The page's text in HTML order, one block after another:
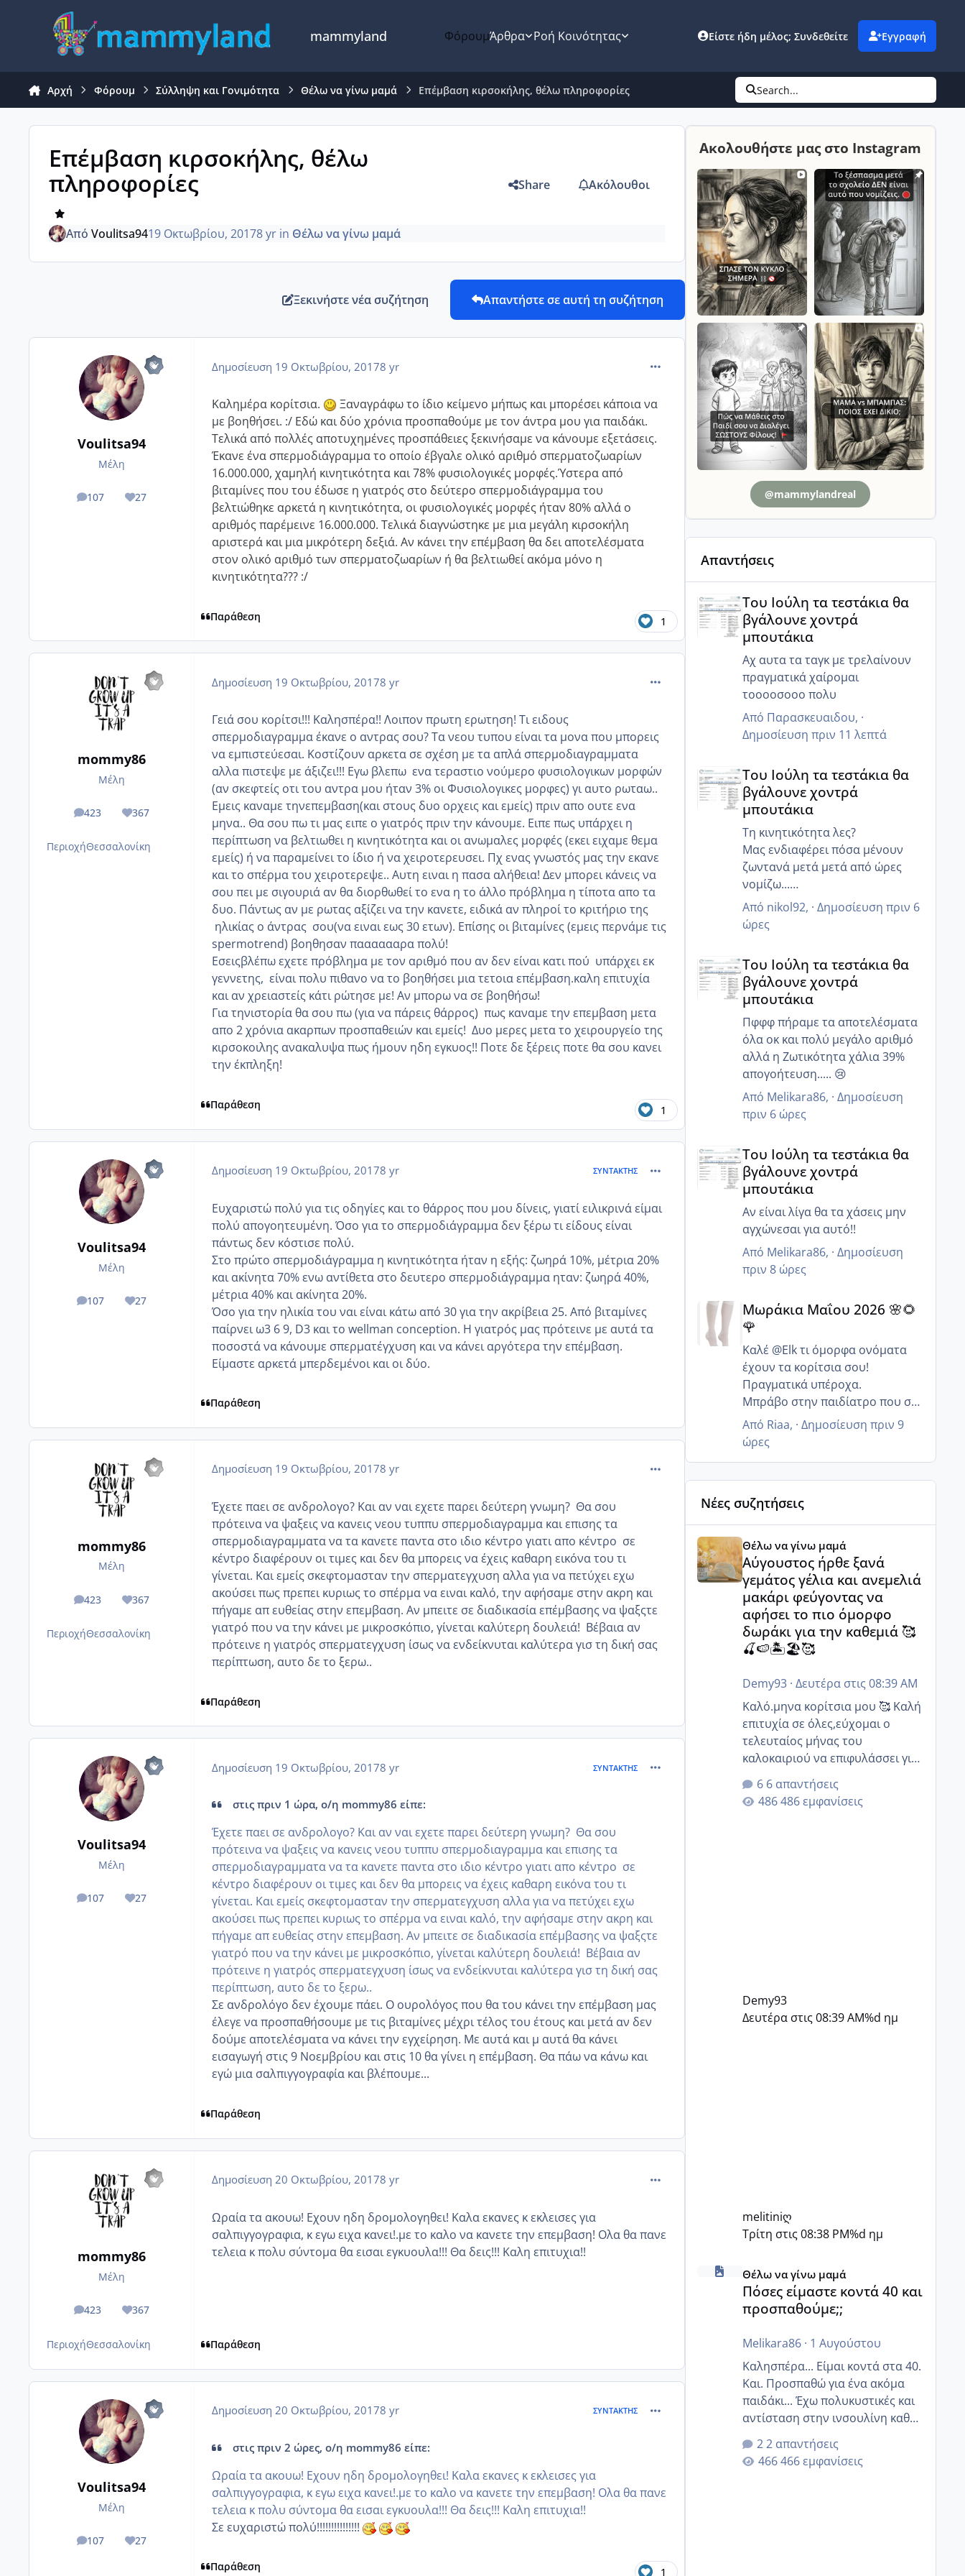
Μετάβαση σε περιεχόμενο
mammyland ΦόρουμΆρθρα Ροή Κοινότητας Είστε ήδη μέλος; Συνδεθείτε Εγγραφή
Αρχή Φόρουμ Σύλληψη και Γονιμότητα Θέλω να γίνω μαμά Επέμβαση κιρσοκήλης, θέλω πληροφορίες Search...
Επέμβαση κιρσοκήλης, θέλω
πληροφορίες
Share Ακόλουθοι
ΑπόVoulitsa9419 Οκτωβρίου, 20178 yr in Θέλω να γίνω μαμά
Ξεκινήστε νέα συζήτηση Απαντήστε σε αυτή τη συζήτηση
Voulitsa94
Μέλη
107
posts 27
Reputation
Δημοσίευση 19 Οκτωβρίου, 20178 yr comment_994054
Καλημέρα κορίτσια.
Ξαναγράφω το ίδιο κείμενο μήπως και μπορέσει κάποια να
με βοηθήσει. :/ Εδώ και δύο χρόνια προσπαθούμε με τον άντρα μου για παιδάκι.
Τελικά από πολλές αποτυχημένες προσπάθειες ξεκινήσαμε να κάνουμε εξετάσεις.
Έκανε ένα σπερμοδιάγραμμα το οποίο έβγαλε ολικό αριθμό σπερματοζωαρίων
16.000.000, χαμηλή κινητικότητα και 78% φυσιολογικές μορφές.Ύστερα από
βιταμίνες που του έδωσε η γιατρός στο δεύτερο σπερμοδιάγραμμα του
βελτιώθηκε αρκετά η κινητικότητα, οι φυσιολογικές μορφές ήταν 80% αλλά ο
αριθμός παρέμεινε 16.000.000. Τελικά διαγνώστηκε με μια μεγάλη κιρσοκήλη
αριστερά και μια μικρότερη δεξιά. Αν κάνει την επέμβαση θα δει αποτελέσματα
στον ολικό αριθμό των σπερματοζωαρίων ή θα βελτιωθεί ακόμα μόνο η
κινητικότητα??? :/
Παράθεση 1
mommy86
Μέλη
423
posts 367
Reputation
ΠεριοχήΘεσσαλονίκη
Δημοσίευση 19 Οκτωβρίου, 20178 yr comment_994066
Γειά σου κορίτσι!!! Καλησπέρα!! Λοιπον πρωτη ερωτηση! Τι ειδους
σπερμοδιαγραμμα έκανε ο αντρας σου? Τα νεου τυπου είναι τα μονα που μπορεις
να εμπιστεύεσαι. Κοστίζουν αρκετα σε σχέση με τα απλά σπερμοδιαγραμματα
αλλα πιστεψε με άξιζει!!! Εγω βλεπω ενα τεραστιο νούμερο φυσιολογικων μορφών
(αν σκεφτείς οτι του αντρα μου ήταν 3% οι Φυσιολογικες μορφες) γι αυτο ρωταω..
Εμεις καναμε τηνεπεμβαση(και στους δυο ορχεις και εμείς) πριν απο ουτε ενα
μηνα.. Θα σου πω τι μας ειπε ο γιατρός πριν την κάνουμε. Ειπε πως υπάρχει η
περίπτωση να βελτιωθει η κινητικότητα και οι ανωμαλες μορφές (εκει ειχαμε θεμα
εμείς) ή να παραμείνει το ίδιο ή να χειροτερευσει. Πχ ενας γνωστός μας την εκανε
και το σπέρμα του χειροτερεψε.. Αυτη ειναι η πασα αλήθεια! Δεν μπορει κάνεις να
σου πει με σιγουριά αν θα διορθωθεί το ενα η το άλλο πρόβλημα η τίποτα απο τα
δυο. Πάντως αν με ρωτας αξίζει να την κανετε, ειδικά αν πληροί το κριτήριο της
ηλικίας ο άντρας σου(να ειναι εως 30 ετων). Επίσης οι βιταμίνες (εμεις περνάμε τις
spermotrend) βοηθησαν πααααααρα πολύ!
Εσειςβλέπω εχετε πρόβλημα με τον αριθμό που αν δεν είναι κατι πού υπάρχει εκ
γεννετης, είναι πολυ πιθανο να το βοηθήσει μια τετοια επέμβαση.καλη επιτυχία
και αν χρειαστείς κάτι ρώτησε με! Αν μπορω να σε βοηθήσω!
Για τηνιστορία θα σου πω (για να πάρεις θάρρος) πως καναμε την επεμβαση μετα
απο 2 χρόνια ακαρπων προσπαθειών και εμείς! Δυο μερες μετα το χειρουργείο της
κιρσοκοιλης ανακαλυψα πως ήμουν ηδη εγκυος!! Ποτε δε ξέρεις ποτε θα σου κανει
την έκπληξη!
Παράθεση 1
Voulitsa94
Μέλη
107
posts 27
Reputation
Δημοσίευση 19 Οκτωβρίου, 20178 yr ΣΥΝΤΆΚΤΗΣ comment_994069
Ευχαριστώ πολύ για τις οδηγίες και το θάρρος που μου δίνεις, γιατί ειλικρινά είμαι
πολύ απογοητευμένη. Όσο για το σπερμοδιάγραμμα δεν ξέρω τι είδους είναι
πάντως δεν κόστισε πολύ.
Στο πρώτο σπερμοδιάγραμμα η κινητικότητα ήταν η εξής: ζωηρά 10%, μέτρια 20%
και ακίνητα 70% ενω αντίθετα στο δευτερο σπερμοδιάγραμμα ηταν: ζωηρά 40%,
μέτρια 40% και ακίνητα 20%.
Όσο για την ηλικία του ναι είναι κάτω από 30 για την ακρίβεια 25. Από βιταμίνες
παίρνει ω3 6 9, D3 και το wellman conception. Η γιατρός μας πρότεινε με αυτά τα
ποσοστά να κάνουμε σπερματέγχυση και να κάνει αργότερα την επέμβαση.
Είμαστε αρκετά μπερδεμένοι και οι δύο.
Παράθεση
mommy86
Μέλη
423
posts 367
Reputation
ΠεριοχήΘεσσαλονίκη
Δημοσίευση 19 Οκτωβρίου, 20178 yr comment_994095
Έχετε παει σε ανδρολογο? Και αν ναι εχετε παρει δεύτερη γνωμη? Θα σου
πρότεινα να ψαξεις να κανεις νεου τυππυ σπερμοδιαγραμμα και επισης τα
σπερμοδιαγραμματα να τα κανετε παντα στο ιδιο κέντρο γιατι απο κέντρο σε
κέντρο διαφέρουν οι τιμες και δεν θα μπορεις να έχεις καθαρη εικόνα του τι
γίνεται. Και εμείς σκεφτομασταν την σπερματεγχυση αλλα για να πετύχει εχω
ακούσει πως πρεπει κυριως το σπέρμα να ειναι καλό, την αφήσαμε στην ακρη και
πήγαμε απ ευθείας στην επεμβαση. Αν μπειτε σε διαδικασία επέμβασης να ψαξςτε
γιατρό που να την κάνει με μικροσκόπιο, γίνεται καλύτερη δουλειά! Βέβαια αν
πρότεινε η γιατρός σπερματεγχυση ίσως να ενδείκνυται καλύτερα γισ τη δική σας
περίπτωση, αυτο δε το ξερω..
Παράθεση
Voulitsa94
Μέλη
107
posts 27
Reputation
Δημοσίευση 19 Οκτωβρίου, 20178 yr ΣΥΝΤΆΚΤΗΣ comment_994107
στις πριν 1 ώρα, ο/η mommy86 είπε:
Έχετε παει σε ανδρολογο? Και αν ναι εχετε παρει δεύτερη γνωμη? Θα σου
πρότεινα να ψαξεις να κανεις νεου τυππυ σπερμοδιαγραμμα και επισης τα
σπερμοδιαγραμματα να τα κανετε παντα στο ιδιο κέντρο γιατι απο κέντρο σε
κέντρο διαφέρουν οι τιμες και δεν θα μπορεις να έχεις καθαρη εικόνα του τι
γίνεται. Και εμείς σκεφτομασταν την σπερματεγχυση αλλα για να πετύχει εχω
ακούσει πως πρεπει κυριως το σπέρμα να ειναι καλό, την αφήσαμε στην ακρη και
πήγαμε απ ευθείας στην επεμβαση. Αν μπειτε σε διαδικασία επέμβασης να ψαξςτε
γιατρό που να την κάνει με μικροσκόπιο, γίνεται καλύτερη δουλειά! Βέβαια αν
πρότεινε η γιατρός σπερματεγχυση ίσως να ενδείκνυται καλύτερα γισ τη δική σας
περίπτωση, αυτο δε το ξερω..
Σε ανδρολόγο δεν έχουμε πάει. Ο ουρολόγος που θα του κάνει την επέμβαση μας
έλεγε να προσπαθήσουμε με τις βιταμίνες μέχρι τέλος του έτους και μετά αν δεν
δούμε αποτελέσματα να κάνει την εγχείρηση. Με αυτά και μ αυτά θα κάνει
εισαγωγή στις 9 Νοεμβρίου και στις 10 θα γίνει η επέμβαση. Θα πάω να κάνω και
εγώ μια σαλπιγγογραφία και βλέπουμε...
Παράθεση
mommy86
Μέλη
423
posts 367
Reputation
ΠεριοχήΘεσσαλονίκη
Δημοσίευση 20 Οκτωβρίου, 20178 yr comment_994146
Ωραία τα ακουω! Εχουν ηδη δρομολογηθει! Καλα εκανες κ εκλεισες για
σαλπιγγογραφια, κ εγω ειχα κανει!.με το καλο να κανετε την επεμβαση! Ολα θα πανε
τελεια κ πολυ σύντομα θα εισαι εγκυουλα!!! Θα δεις!!! Καλη επιτυχια!!
Παράθεση
Voulitsa94
Μέλη
107
posts 27
Reputation
Δημοσίευση 20 Οκτωβρίου, 20178 yr ΣΥΝΤΆΚΤΗΣ comment_994202
στις πριν 2 ώρες, ο/η mommy86 είπε:
Ωραία τα ακουω! Εχουν ηδη δρομολογηθει! Καλα εκανες κ εκλεισες για
σαλπιγγογραφια, κ εγω ειχα κανει!.με το καλο να κανετε την επεμβαση! Ολα θα πανε
τελεια κ πολυ σύντομα θα εισαι εγκυουλα!!! Θα δεις!!! Καλη επιτυχια!!
Σε ευχαριστώ πολύ!!!!!!!!!!!!!!!
Παράθεση 1
Ακολουθήστε μας στο Instagram
@mammylandreal
Απαντήσεις
Του Ιούλη τα τεστάκια θα
βγάλουνε χοντρά
μπουτάκια
Αχ αυτα τα ταγκ με τρελαίνουν
πραγματικά χαίρομαι
τοοοοσοοο πολυ
Από Παρασκευαιδου, ·
Δημοσίευση πριν 11 λεπτά
Του Ιούλη τα τεστάκια θα
βγάλουνε χοντρά
μπουτάκια
Τη κινητικότητα λες?
Μας ενδιαφέρει πόσα μένουν
ζωντανά μετά μετά από ώρες
νομίζω...
Γιατί ο άντρας μου έχει 85%
κινητικότητα, αλλα 6 ώρες μετά
μόνο 20% ζουν και 12 ώρες μετά
Γι αυτό μας είπε να κάνουμε πιο
στοχευμένα επαφή..
Μετά από κάποιες ώρες πόσα
ζουν?
Από nikol92, · Δημοσίευση πριν 6
ώρες
Του Ιούλη τα τεστάκια θα
βγάλουνε χοντρά
μπουτάκια
Πφφφ πήραμε τα αποτελέσματα
όλα οκ και πολύ μεγάλο αριθμό
αλλά η Ζωτικότητα χάλια 39%
απογοήτευση..... 😢
Από Melikara86, · Δημοσίευση
πριν 6 ώρες
Του Ιούλη τα τεστάκια θα
βγάλουνε χοντρά
μπουτάκια
Αν είναι λίγα θα τα χάσεις μην
αγχώνεσαι για αυτό!!
Από Melikara86, · Δημοσίευση
πριν 8 ώρες
Μωράκια Μαΐου 2026 🌸🌻🌹
Μωράκια Μαΐου 2026 🌸🌻
🌹
Καλέ @Elk τι όμορφα ονόματα
έχουν τα κορίτσια σου!
Πραγματικά υπέροχα.
Μπράβο στην παιδίατρο που σε
συμβούλευσε να συνεχίσεις με
αποκλειστικό θηλασμό γιατί
συνήθως οι περισσότεροι λένε
οδηγήσει ο μπαμπάς σου και να
σας επισκεφτούν 🙂 ευχαριστώ
για τις ευχές για τον πεθερό μου.
@Eirin σε ευχαριστώ και εσένα
για τις ευχές!
Τώρα είναι πιο χαλαρά στη
δουλειά και δεν λείπω πολλές
ώρες.
Έχει πάρει ο άντρας μου κάποιες
μέρες άδεια ,και από Σεπτέμβριο
θα πάρει και την 9 μήνη άδεια
του, οπότε θα είμαστε άνετοι.
Από Riaa, · Δημοσίευση πριν 9
ώρες
Νέες συζητήσεις
Αύγουστος ήρθε ξανά γεμάτος γέλια και
Θέλω να γίνω μαμά
Αύγουστος ήρθε ξανά
γεμάτος γέλια και ανεμελιά
μακάρι φεύγοντας να
αφήσει το πιο όμορφο
δωράκι για την καθεμιά 🥰
🍒🍉🏝️🏖️🥰
Demy93· Δευτέρα στις 08:39 AM
Καλό.μηνα κορίτσια μου 🥰 Καλή
επιτυχία σε όλες,εύχομαι ο
τελευταίος μήνας του
καλοκαιριού να επιφυλάσσει για
όλες σας την πιο όμορφη
έκπληξη 🧿 @Elk @Melikara86
@Παρασκευαιδου @Zenia z
6 απαντήσεις
486 εμφανίσεις
Demy93
Δευτέρα στις 08:39 AM%d ημ
melitiniღ
Τρίτη στις 08:38 PM%d ημ
Πόσες είμαστε κοντά 40 και προσπαθούμε;;
Θέλω να γίνω μαμά
Πόσες είμαστε κοντά 40 και
προσπαθούμε;;
Melikara86· 1 Αυγούστου
Καλησπέρα... Είμαι κοντά στα 40.
Και. Προσπαθώ για ένα ακόμα
παιδάκι... Έχω πολυκυστικές και
αντίσταση στην ινσουλίνη καθώς
και χάσιμοτο! Έχω λίγα κιλά
παραπάνω και όσο κ αν
προσπαθώ δεν χάνω εύκολα!
2 απαντήσεις
466 εμφανίσεις